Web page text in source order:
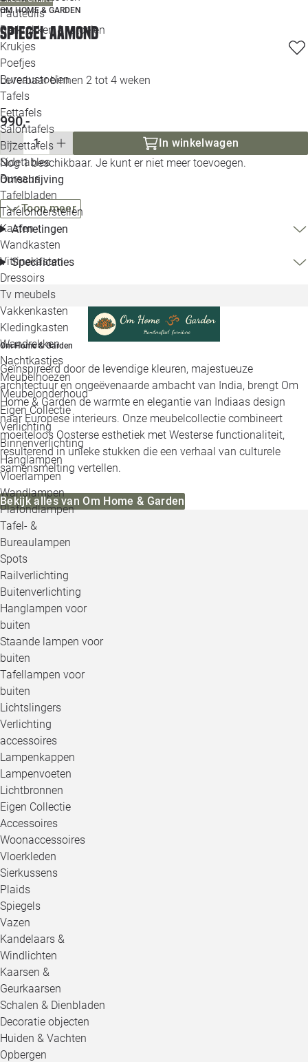
Fauteuils
Barkrukken & -stoelen
Krukjes
Poefjes
Bureaustoelen
Tafels
Eettafels
Salontafels
Bijzettafels
Sidetables
Bureaus
Tafelbladen
Tafelonderstellen
Kasten
Wandkasten
Vitrinekasten
Dressoirs
Tv meubels
Vakkenkasten
Kledingkasten
Wandrekken
Nachtkastjes
Meubelhoezen
Meubelonderhoud
Eigen Collectie
Verlichting
Binnenverlichting
Hanglampen
Vloerlampen
Wandlampen
Plafondlampen
Tafel- &
Bureaulampen
Spots
Railverlichting
Buitenverlichting
Hanglampen voor
buiten
Staande lampen voor
buiten
Tafellampen voor
buiten
Lichtslingers
Verlichting
accessoires
Lampenkappen
Lampenvoeten
Lichtbronnen
Eigen Collectie
Accessoires
Woonaccessoires
Vloerkleden
Sierkussens
Plaids
Spiegels
Vazen
Kandelaars &
Windlichten
Kaarsen &
Geurkaarsen
Schalen & Dienbladen
Decoratie objecten
Huiden & Vachten
Opbergen
OM HOME & GARDEN
Spiegel Aamond
Leverbaar binnen 2 tot 4 weken
990,-
In winkelwagen
Nog 1 beschikbaar. Je kunt er niet meer toevoegen.
Omschrijving
Toon meer
Afmetingen
Specificaties
Om Home & Garden
Geïnspireerd door de levendige kleuren, majestueuze
architectuur en ongeëvenaarde ambacht van India, brengt Om
Home & Garden de warmte en elegantie van Indiaas design
naar Europese interieurs. Onze meubelcollectie combineert
moeiteloos Oosterse esthetiek met Westerse functionaliteit,
resulterend in unieke stukken die een verhaal van culturele
samensmelting vertellen.
Bekijk alles van Om Home & Garden